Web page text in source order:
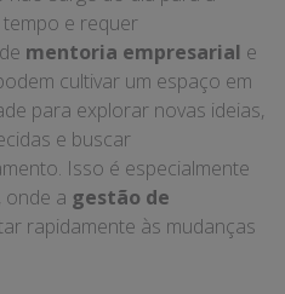
e requer
mentoria empresarial e
cultivar um espaço em
para explorar novas ideias,
e buscar
Isso é especialmente
onde a gestão de
rapidamente às mudanças